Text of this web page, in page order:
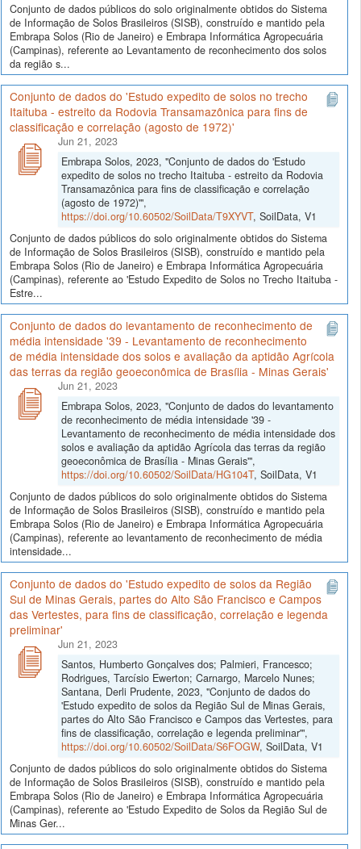
Conjunto de dados públicos do solo originalmente obtidos do Sistema
de Informação de Solos Brasileiros (SISB), construído e mantido pela
Embrapa Solos (Rio de Janeiro) e Embrapa Informática Agropecuária
(Campinas), referente ao Levantamento de reconhecimento dos solos
da região s...
Conjunto de dados do 'Estudo expedito de solos no trecho
Itaituba - estreito da Rodovia Transamazônica para fins de
classificação e correlação (agosto de 1972)'
Jun 21, 2023
Embrapa Solos, 2023, "Conjunto de dados do 'Estudo
expedito de solos no trecho Itaituba - estreito da Rodovia
Transamazônica para fins de classificação e correlação
(agosto de 1972)'",
https://doi.org/10.60502/SoilData/T9XYVT, SoilData, V1
Conjunto de dados públicos do solo originalmente obtidos do Sistema
de Informação de Solos Brasileiros (SISB), construído e mantido pela
Embrapa Solos (Rio de Janeiro) e Embrapa Informática Agropecuária
(Campinas), referente ao 'Estudo Expedito de Solos no Trecho Itaituba -
Estre...
Conjunto de dados do levantamento de reconhecimento de
média intensidade '39 - Levantamento de reconhecimento
de média intensidade dos solos e avaliação da aptidão Agrícola
das terras da região geoeconômica de Brasília - Minas Gerais'
Jun 21, 2023
Embrapa Solos, 2023, "Conjunto de dados do levantamento
de reconhecimento de média intensidade '39 -
Levantamento de reconhecimento de média intensidade dos
solos e avaliação da aptidão Agrícola das terras da região
geoeconômica de Brasília - Minas Gerais'",
https://doi.org/10.60502/SoilData/HG104T, SoilData, V1
Conjunto de dados públicos do solo originalmente obtidos do Sistema
de Informação de Solos Brasileiros (SISB), construído e mantido pela
Embrapa Solos (Rio de Janeiro) e Embrapa Informática Agropecuária
(Campinas), referente ao levantamento de reconhecimento de média
intensidade...
Conjunto de dados do 'Estudo expedito de solos da Região
Sul de Minas Gerais, partes do Alto São Francisco e Campos
das Vertestes, para fins de classificação, correlação e legenda
preliminar'
Jun 21, 2023
Santos, Humberto Gonçalves dos; Palmieri, Francesco;
Rodrigues, Tarcísio Ewerton; Carnargo, Marcelo Nunes;
Santana, Derli Prudente, 2023, "Conjunto de dados do
'Estudo expedito de solos da Região Sul de Minas Gerais,
partes do Alto São Francisco e Campos das Vertestes, para
fins de classificação, correlação e legenda preliminar'",
https://doi.org/10.60502/SoilData/S6FOGW, SoilData, V1
Conjunto de dados públicos do solo originalmente obtidos do Sistema
de Informação de Solos Brasileiros (SISB), construído e mantido pela
Embrapa Solos (Rio de Janeiro) e Embrapa Informática Agropecuária
(Campinas), referente ao 'Estudo Expedito de Solos da Região Sul de
Minas Ger...